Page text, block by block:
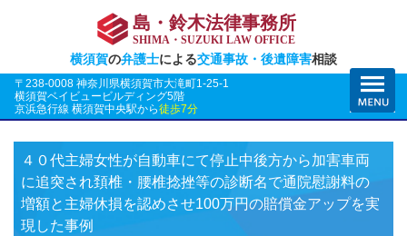
島・鈴木法律事務所
SHIMA・SUZUKI LAW OFFICE
横須賀の弁護士による交通事故・後遺障害相談
〒238-0008 神奈川県横須賀市大滝町1-25-1
横須賀ベイビュービルディング5階
京浜急行線 横須賀中央駅から徒歩7分
４０代主婦女性が自動車にて停止中後方から加害車両
に追突され頚椎・腰椎捻挫等の診断名で通院慰謝料の
増額と主婦休損を認めさせ100万円の賠償金アップを実
現した事例